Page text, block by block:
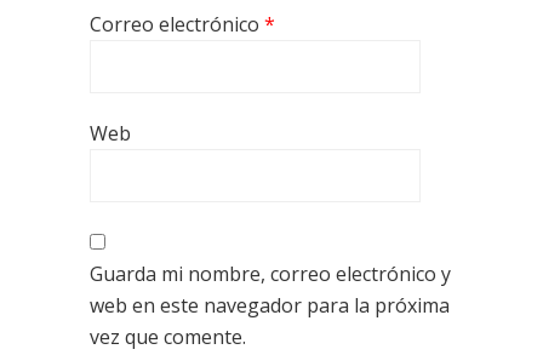
Correo electrónico *
Web
Guarda mi nombre, correo electrónico y
web en este navegador para la próxima
vez que comente.